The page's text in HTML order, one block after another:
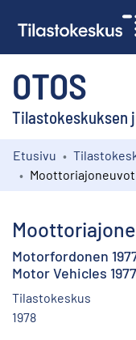
OTOS
Tilastokeskuksen
Kokoelmat
Etusivu
Moottoriajoneuvot
Motorfordonen
Motor Vehicles 1977
Tilastokeskus
1978